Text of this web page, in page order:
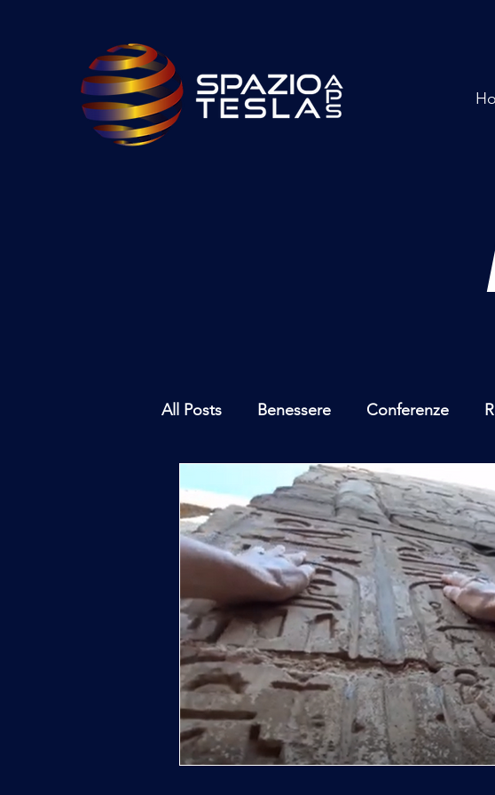
All Posts Benessere Conferenze
Inchieste - Interviste
Archeoastronomia Attualità